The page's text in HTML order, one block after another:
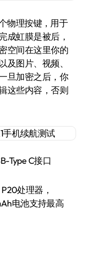
物理按键，用于
成虹膜是被后，
空间在这里你的
及图片、视频、
旦加密之后，你
这些内容，否则
Type C接口
处理器，
电池支持最高